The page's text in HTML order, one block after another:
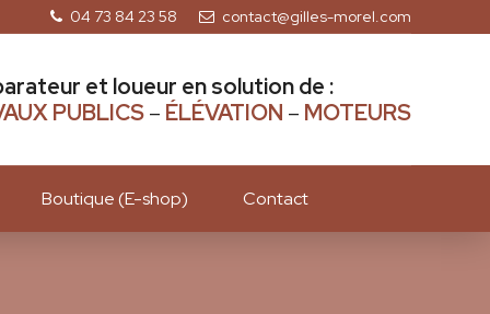
04 73 84 23 58 contact@gilles-morel.com
et loueur en solution de :
PUBLICS– ÉLÉVATION – MOTEURS
Boutique (E-shop) Contact